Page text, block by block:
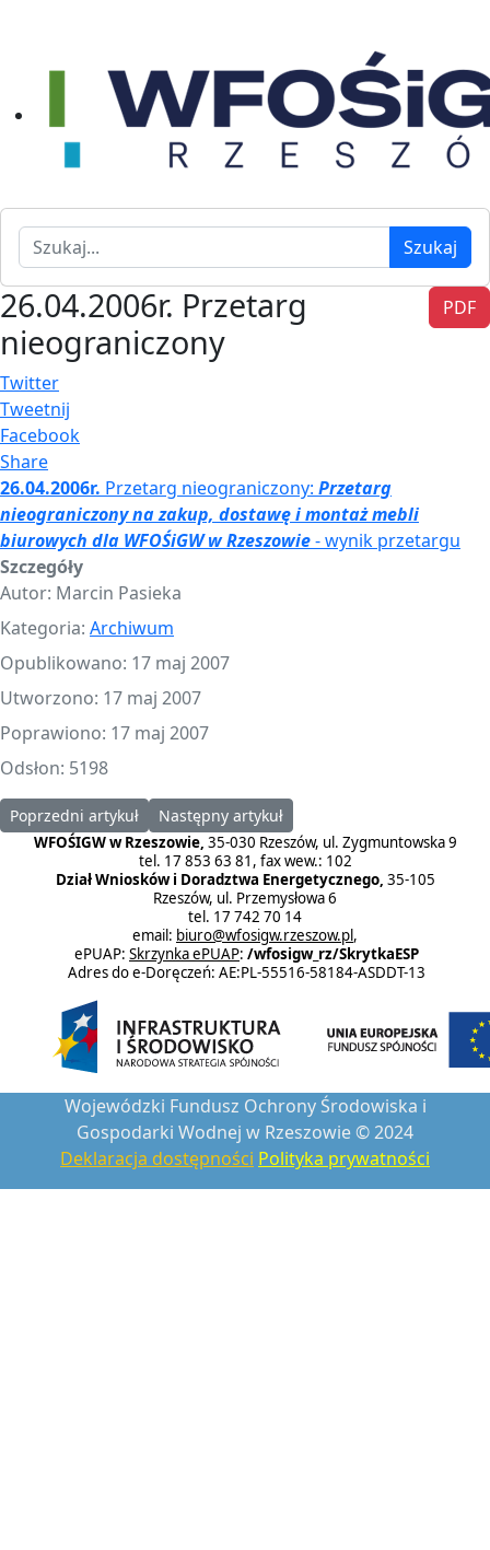
Szukaj Szukaj
PDF
26.04.2006r. Przetarg
nieograniczony
Twitter
Tweetnij
Facebook
Share
26.04.2006r. Przetarg nieograniczony: Przetarg
nieograniczony na zakup, dostawę i montaż mebli
biurowych dla WFOŚiGW w Rzeszowie- wynik przetargu
Szczegóły
Autor: Marcin Pasieka
Kategoria: Archiwum
Opublikowano: 17 maj 2007
Utworzono: 17 maj 2007
Poprawiono: 17 maj 2007
Odsłon: 5198
Poprzedni artykuł: 01.12.2006r. Przetarg nieograniczony
Poprzedni artykuł Następny artykuł: 31.10.2005r. Przetarg
Następny artykuł
WFOŚIGW w Rzeszowie, 35-030 Rzeszów, ul. Zygmuntowska 9
tel. 17 853 63 81, fax wew.: 102
Dział Wniosków i Doradztwa Energetycznego, 35-105
Rzeszów, ul. Przemysłowa 6
tel. 17 742 70 14
email: biuro@wfosigw.rzeszow.pl,
ePUAP: Skrzynka ePUAP: /wfosigw_rz/SkrytkaESP
Adres do e-Doręczeń: AE:PL-55516-58184-ASDDT-13
Wojewódzki Fundusz Ochrony Środowiska i
Gospodarki Wodnej w Rzeszowie © 2024
Deklaracja dostępności Polityka prywatności